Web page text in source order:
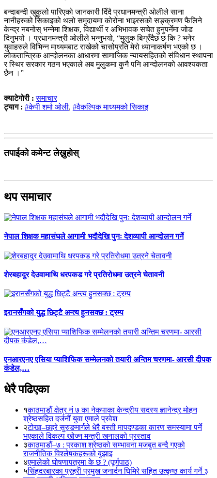
बन्दाबन्दी खुकुलो पारिएको जानकारी दिँदै प्रधानमन्त्री ओलीले साना
नानीहरुको सिकाइको थलो समुदायमा कोरोना भाइरसको सङ्क्रमण फैलिने
केन्द्र नबनोस् भन्नेमा शिक्षक, विद्यार्थी र अभिभावक सचेत हुनुपर्नेमा जोड
दिनुभयो । प्रधानमन्त्री ओलीले भन्नुभयो, “मुलुक बिग्रँदैछ छ कि ? भनेर
युवाहरुले विभिन्न माध्यमबाट राखेको चासोप्रति मेरो ध्यानाकर्षण भएको छ ।
लोकतान्त्रिक आन्दोलनका आधारमा सामाजिक न्यायसहितको संविधान स्थापना
र स्थिर सरकार गठन भएकाले अब मुलुकमा कुनै पनि आन्दोलनको आवश्यकता
छैन ।”
क्याटेगोरी :समाचार
ट्याग : #केपी शर्मा ओली, #वैकल्पिक माध्यमको सिकाइ
तपाईको कमेन्ट लेख्नुहोस्
थप समाचार
नेपाल शिक्षक महासंघले आगामी भदौदेखि पुनः देशव्यापी आन्दोलन गर्ने
शेरबहादुर देउवामाथि धरपकड गरे प्रतिरोधमा उत्रने चेतावनी
इरानसँगको युद्ध छिट्टै अन्त्य हुनसक्छ : ट्रम्प
एनआरएनए एसिया प्याशिफिक सम्मेलनको तयारी अन्तिम चरणमा- आरसी दीपक
कंडेल,…
धेरै पढिएका
१काठमाडौं क्षेत्र नं ७ का नेकपाका केन्द्रीय सदस्य ज्ञानेन्द्र मोहन
श्रेष्ठसहित दर्जनौं युवा एमाले प्रवेश
२टोखा–छहरे सुरुङमार्गले धेरै बस्ती मापदण्डका कारण समस्यामा पर्ने
भएकाले विकल्प खोज्न मन्त्री खनालको प्रस्ताव
३काठमाडौं–७ : प्रकाश श्रेष्ठको सम्भावना मजबुत बन्दै गएको
राजनीतिक विश्लेषकहरूको बुझाइ
४एमालेको घोषणापत्रमा के छ ? (पूर्णपाठ)
५सिंहदरबारका प्रहरी प्रमुख जनार्दन घिमिरे सहित उत्कृष्ठ कार्य गर्ने ३